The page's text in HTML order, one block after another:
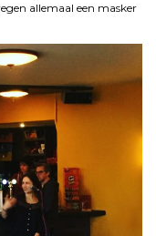
allemaal een masker